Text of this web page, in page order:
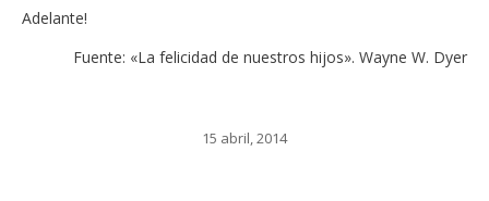
Adelante!
Fuente: «La felicidad de nuestros hijos». Wayne W. Dyer
15 abril, 2014